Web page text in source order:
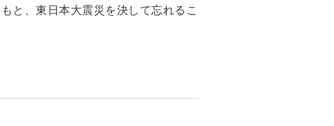
と、東日本大震災を決して忘れるこ